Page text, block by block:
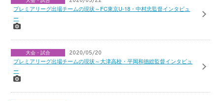
プレミアリーグ出場チームの現状～FC東京U-18・中村忠監督インタビュ
ー
大会・試合 2020/05/20
プレミアリーグ出場チームの現状～大津高校・平岡和徳総監督インタビュ
ー